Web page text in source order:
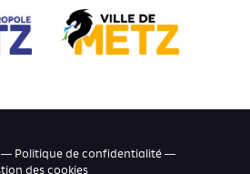
— Politique de confidentialité —
des cookies